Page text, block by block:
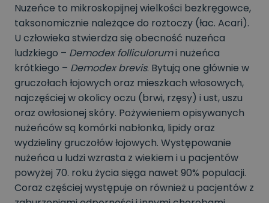
Nużeńce to mikroskopijnej wielkości bezkręgowce,
taksonomicznie należące do roztoczy (łac. Acari).
U człowieka stwierdza się obecność nużeńca
ludzkiego – Demodex folliculorumi nużeńca
krótkiego – Demodex brevis. Bytują one głównie w
gruczołach łojowych oraz mieszkach włosowych,
najczęściej w okolicy oczu (brwi, rzęsy) i ust, uszu
oraz owłosionej skóry. Pożywieniem opisywanych
nużeńców są komórki nabłonka, lipidy oraz
wydzieliny gruczołów łojowych. Występowanie
nużeńca u ludzi wzrasta z wiekiem i u pacjentów
powyżej 70. roku życia sięga nawet 90% populacji.
Coraz częściej występuje on również u pacjentów z